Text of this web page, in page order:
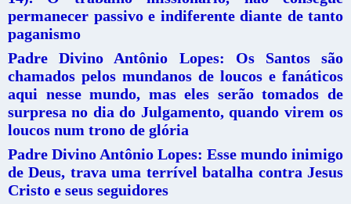
permanecer passivo e indiferente diante de tanto
paganismo
Padre Divino Antônio Lopes: Os Santos são
chamados pelos mundanos de loucos e fanáticos
aqui nesse mundo, mas eles serão tomados de
surpresa no dia do Julgamento, quando virem os
loucos num trono de glória
Padre Divino Antônio Lopes: Esse mundo inimigo
de Deus, trava uma terrível batalha contra Jesus
Cristo e seus seguidores